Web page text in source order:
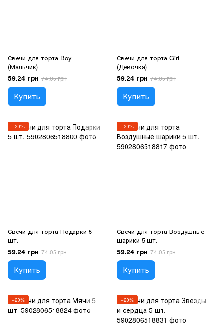
Свечи для торта Boy
(Мальчик)
59.24 грн 74.05 грн
Купить
Свечи для торта Girl
(Девочка)
59.24 грн 74.05 грн
Купить
−20%
Свечи для торта Подарки 5
шт.
59.24 грн 74.05 грн
Купить
−20%
Свечи для торта Воздушные
шарики 5 шт.
59.24 грн 74.05 грн
Купить
−20% −20%